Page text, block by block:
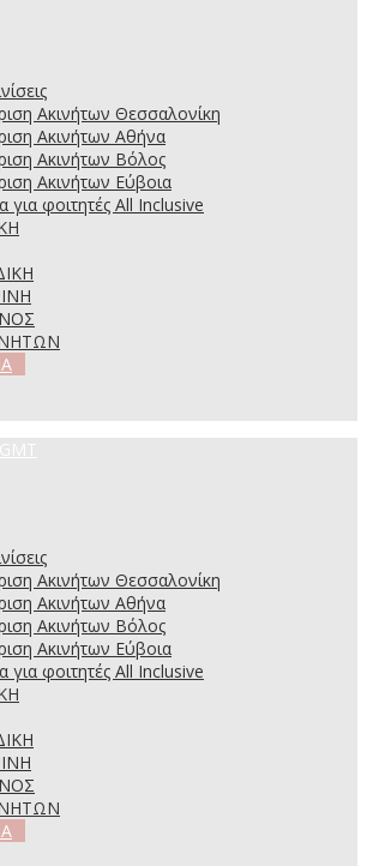
Ακινήτων Θεσσαλονίκη
Ακινήτων Αθήνα
Ακινήτων Βόλος
Ακινήτων Εύβοια
για φοιτητές All Inclusive
Ακινήτων Θεσσαλονίκη
Ακινήτων Αθήνα
Ακινήτων Βόλος
Ακινήτων Εύβοια
για φοιτητές All Inclusive